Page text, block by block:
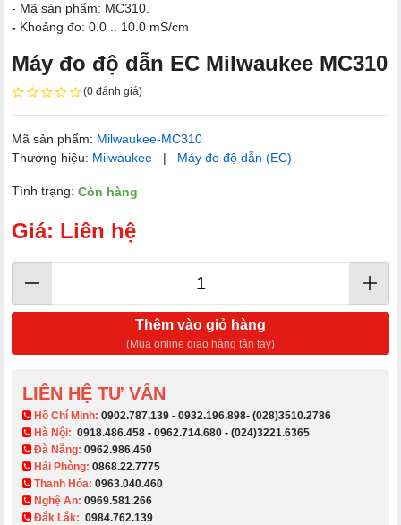
- Mã sản phẩm: MC310.
- Khoảng đo: 0.0 .. 10.0 mS/cm
Máy đo độ dẫn EC Milwaukee MC310
(0 đánh giá)
Mã sản phẩm: Milwaukee-MC310
Thương hiệu: Milwaukee | Máy đo độ dẫn (EC)
Tình trạng: Còn hàng
Giá: Liên hệ
Thêm vào giỏ hàng
(Mua online giao hàng tận tay)
LIÊN HỆ TƯ VẤN
​ Hồ Chí Minh: 0902.787.139 - 0932.196.898- (028)3510.2786
Hà Nội: 0918.486.458 - 0962.714.680 - (024)3221.6365
Đà Nẵng: 0962.986.450
Hải Phòng: 0868.22.7775
Thanh Hóa: 0963.040.460
Nghệ An: 0969.581.266
Đắk Lắk: 0984.762.139